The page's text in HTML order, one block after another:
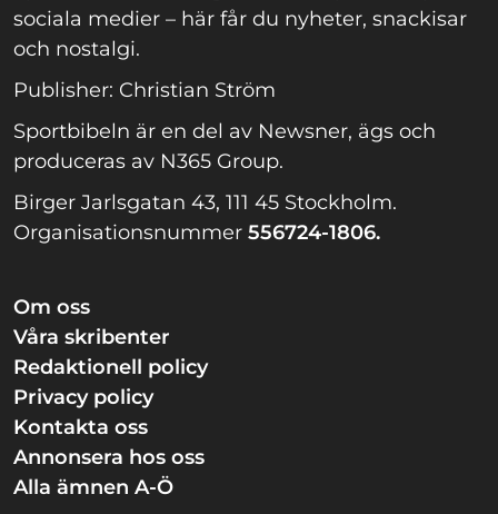
sociala medier – här får du nyheter, snackisar
och nostalgi.
Publisher: Christian Ström
Sportbibeln är en del av Newsner, ägs och
produceras av N365 Group.
Birger Jarlsgatan 43, 111 45 Stockholm.
Organisationsnummer 556724-1806.
Om oss
Våra skribenter
Redaktionell policy
Privacy policy
Kontakta oss
Annonsera hos oss
Alla ämnen A-Ö